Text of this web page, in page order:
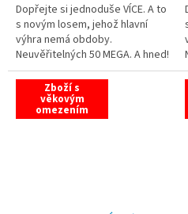
Dopřejte si jednoduše VÍCE. A to
s novým losem, jehož hlavní
výhra nemá obdoby.
Neuvěřitelných 50 MEGA. A hned!
Jen u Maxy.
Zboží s
věkovým
omezením